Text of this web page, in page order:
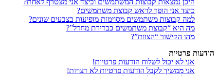
כיצד אני הופך לראש קבוצת משתמשים?
למה קבוצות משתמשים מסוימות מופיעות בצבעים שונים?
מה היא “קבוצת משתמשים כברירת מחדל”?
מהו הקישור “הצוות”?
הודעות פרטיות
אני לא יכול לשלוח הודעות פרטיות!
אני ממשיך לקבל הודעות פרטיות לא רצויות!